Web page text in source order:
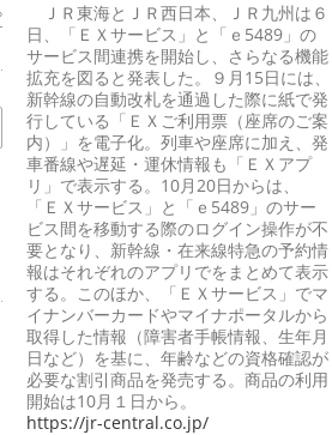
ＪＲ東海とＪＲ西日本、ＪＲ九州は６
日、「ＥＸサービス」と「ｅ5489」の
サービス間連携を開始し、さらなる機能
拡充を図ると発表した。９月15日には、
新幹線の自動改札を通過した際に紙で発
行している「ＥＸご利用票（座席のご案
内）」を電子化。列車や座席に加え、発
車番線や遅延・運休情報も「ＥＸアプ
リ」で表示する。10月20日からは、
「ＥＸサービス」と「ｅ5489」のサー
ビス間を移動する際のログイン操作が不
要となり、新幹線・在来線特急の予約情
報はそれぞれのアプリでをまとめて表示
する。このほか、「ＥＸサービス」でマ
イナンバーカードやマイナポータルから
取得した情報（障害者手帳情報、生年月
日など）を基に、年齢などの資格確認が
必要な割引商品を発売する。商品の利用
開始は10月１日から。
https://jr-central.co.jp/